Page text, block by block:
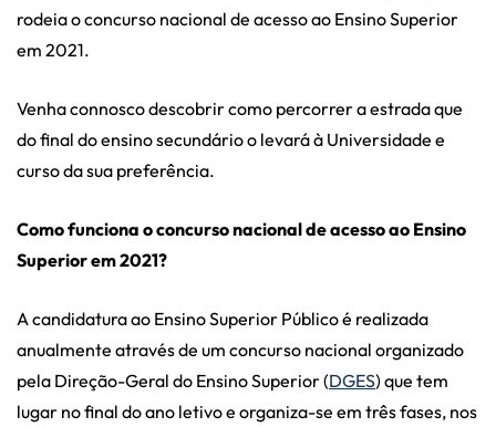
rodeia o concurso nacional de acesso ao Ensino Superior
em 2021.
Venha connosco descobrir como percorrer a estrada que
do final do ensino secundário o levará à Universidade e
curso da sua preferência.
Como funciona o concurso nacional de acesso ao Ensino
Superior em 2021?
A candidatura ao Ensino Superior Público é realizada
anualmente através de um concurso nacional organizado
pela Direção-Geral do Ensino Superior (DGES) que tem
lugar no final do ano letivo e organiza-se em três fases, nos